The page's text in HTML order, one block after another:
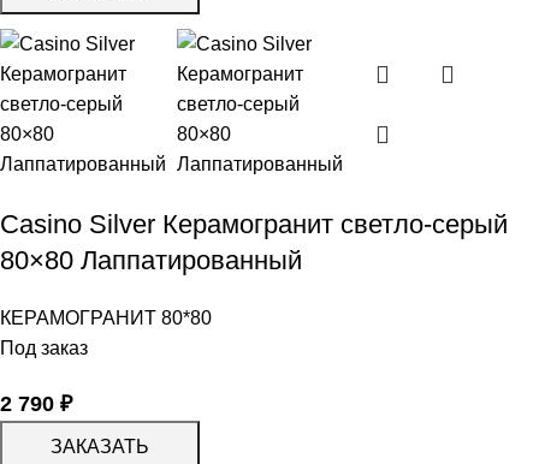
Casino Silver Керамогранит светло-серый
80×80 Лаппатированный
КЕРАМОГРАНИТ 80*80
Под заказ
2 790 ₽
ЗАКАЗАТЬ